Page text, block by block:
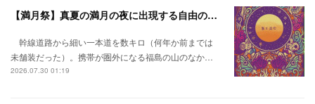
【満月祭】真夏の満月の夜に出現する自由の桃源郷。
幹線道路から細い一本道を数キロ（何年か前までは
未舗装だった）。携帯が圏外になる福島の山のなか…
2026.07.30 01:19